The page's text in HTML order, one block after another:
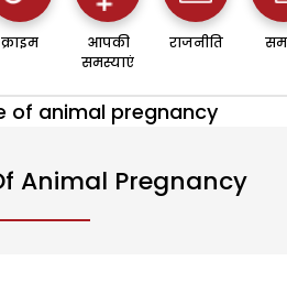
क्राइम
आपकी
समस्याएं
राजनीति
of animal pregnancy
Animal Pregnancy